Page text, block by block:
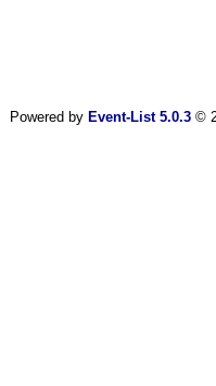
Powered by Event-List 5.0.3©